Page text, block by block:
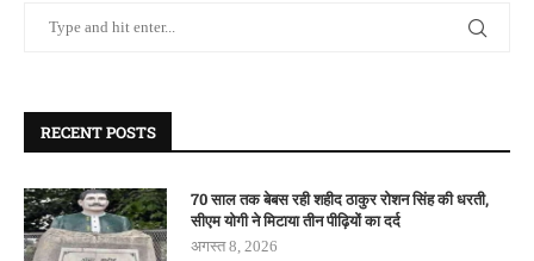
RECENT POSTS
70 साल तक बेबस रही शहीद ठाकुर रोशन सिंह की धरती,
सीएम योगी ने मिटाया तीन पीढ़ियों का दर्द
अगस्त 8, 2026